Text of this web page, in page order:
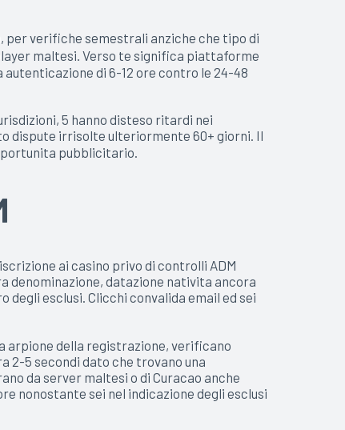
verifiche semestrali anziche che tipo di
maltesi. Verso te significa piattaforme
di 6-12 ore contro le 24-48
5 hanno disteso ritardi nei
dispute irrisolte ulteriormente 60+ giorni. Il
pubblicitario.
ai casino privo di controlli ADM
denominazione, datazione nativita ancora
esclusi. Clicchi convalida email ed sei
arpione della registrazione, verificano
2-5 secondi dato che trovano una
da server maltesi o di Curacao anche
nonostante sei nel indicazione degli esclusi